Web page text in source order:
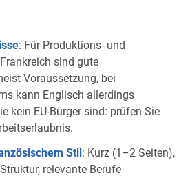
: Für Produktions- und
sind gute
Voraussetzung, bei
kann Englisch allerdings
kein EU-Bürger sind: prüfen Sie
Stil: Kurz (1–2 Seiten),
relevante Berufe